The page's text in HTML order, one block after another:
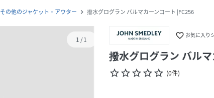
その他のジャケット・アウター navigate_next 撥水グログラン バルマカーンコート |FC256
1 /1 favorite_border お気に入り
撥水グログラン バル
star_borderstar_borderstar_borderstar_borderstar_border (0件)